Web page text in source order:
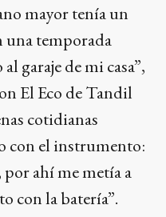
mayor tenía un
una temporada
garaje de mi casa”,
El Eco de Tandil
cotidianas
con el instrumento:
ahí me metía a
con la batería”.